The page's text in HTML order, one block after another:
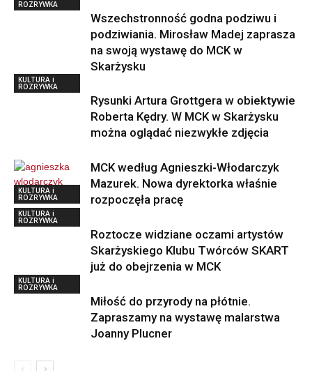
ROZRYWKA
Wszechstronność godna podziwu i
podziwiania. Mirosław Madej zaprasza
na swoją wystawę do MCK w
Skarżysku
KULTURA i
ROZRYWKA
Rysunki Artura Grottgera w obiektywie
Roberta Kędry. W MCK w Skarżysku
można oglądać niezwykłe zdjęcia
KULTURA i
ROZRYWKA
MCK według Agnieszki-Włodarczyk
Mazurek. Nowa dyrektorka właśnie
rozpoczęła pracę
KULTURA i
ROZRYWKA
Roztocze widziane oczami artystów
Skarżyskiego Klubu Twórców SKART
już do obejrzenia w MCK
KULTURA i
ROZRYWKA
Miłość do przyrody na płótnie.
Zapraszamy na wystawę malarstwa
Joanny Plucner